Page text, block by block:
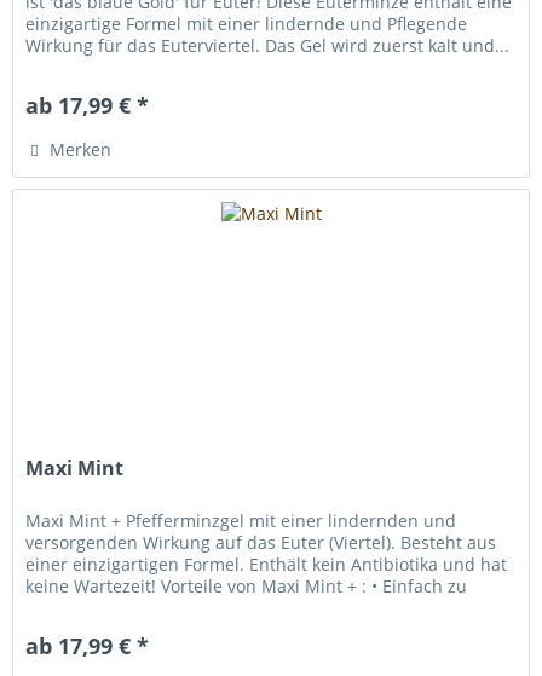
einzigartige Formel mit einer lindernde und Pflegende
Wirkung für das Euterviertel. Das Gel wird zuerst kalt und...
ab 17,99 € *
Merken
Maxi Mint
Maxi Mint + Pfefferminzgel mit einer lindernden und
versorgenden Wirkung auf das Euter (Viertel). Besteht aus
einer einzigartigen Formel. Enthält kein Antibiotika und hat
keine Wartezeit! Vorteile von Maxi Mint + : • Einfach zu
ab 17,99 € *